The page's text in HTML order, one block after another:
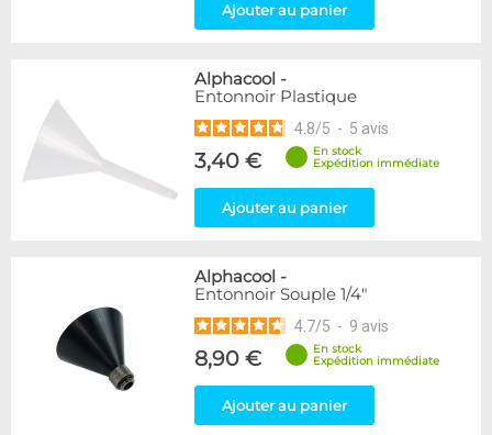
Ajouter au panier
Alphacool -
Entonnoir Plastique
4.8/5 - 5 avis
3,40 €
En stock
Expédition immédiate
Ajouter au panier
Alphacool -
Entonnoir Souple 1/4"
4.7/5 - 9 avis
8,90 €
En stock
Expédition immédiate
Ajouter au panier